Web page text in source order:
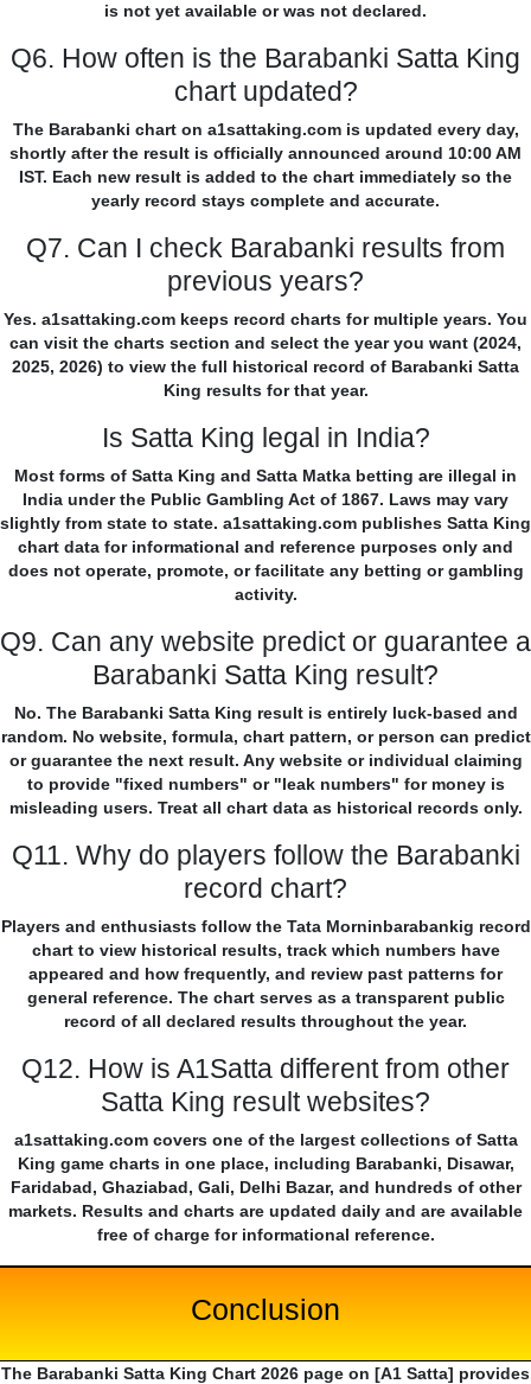
is not yet available or was not declared.
Q6. How often is the Barabanki Satta King
chart updated?
The Barabanki chart on a1sattaking.com is updated every day,
shortly after the result is officially announced around 10:00 AM
IST. Each new result is added to the chart immediately so the
yearly record stays complete and accurate.
Q7. Can I check Barabanki results from
previous years?
Yes. a1sattaking.com keeps record charts for multiple years. You
can visit the charts section and select the year you want (2024,
2025, 2026) to view the full historical record of Barabanki Satta
King results for that year.
Is Satta King legal in India?
Most forms of Satta King and Satta Matka betting are illegal in
India under the Public Gambling Act of 1867. Laws may vary
slightly from state to state. a1sattaking.com publishes Satta King
chart data for informational and reference purposes only and
does not operate, promote, or facilitate any betting or gambling
activity.
Q9. Can any website predict or guarantee a
Barabanki Satta King result?
No. The Barabanki Satta King result is entirely luck-based and
random. No website, formula, chart pattern, or person can predict
or guarantee the next result. Any website or individual claiming
to provide "fixed numbers" or "leak numbers" for money is
misleading users. Treat all chart data as historical records only.
Q11. Why do players follow the Barabanki
record chart?
Players and enthusiasts follow the Tata Morninbarabankig record
chart to view historical results, track which numbers have
appeared and how frequently, and review past patterns for
general reference. The chart serves as a transparent public
record of all declared results throughout the year.
Q12. How is A1Satta different from other
Satta King result websites?
a1sattaking.com covers one of the largest collections of Satta
King game charts in one place, including Barabanki, Disawar,
Faridabad, Ghaziabad, Gali, Delhi Bazar, and hundreds of other
markets. Results and charts are updated daily and are available
free of charge for informational reference.
Conclusion
The Barabanki Satta King Chart 2026 page on [A1 Satta] provides